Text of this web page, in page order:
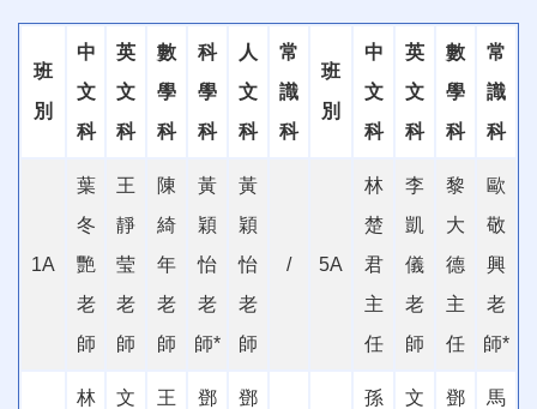
班
別
中
文
科
英
文
科
數
學
科
科
學
科
人
文
科
常
識
科
班
別
中
文
科
英
文
科
數
學
科
常
識
科
1A
葉
冬
艷
老
師
王
靜
莹
老
師
陳
綺
年
老
師
黃
穎
怡
老
師*
黃
穎
怡
老
師
/ 5A
林
楚
君
主
任
李
凱
儀
老
師
黎
大
德
主
任
歐
敬
興
老
師*
林
文
王
鄧
鄧
孫
文
鄧
馬